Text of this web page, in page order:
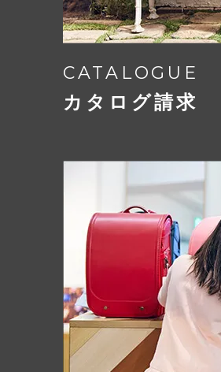
半かぶせタ
調節できる
下ベルトの位置を左
お子さまの体型にピ
自由に遊ぼ
どんどん
CATALOGUE
カタログ請求